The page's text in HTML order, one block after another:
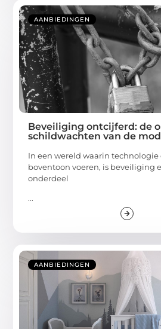
AANBIEDINGEN
Beveiliging ontcijferd: de
schildwachten van de
In een wereld waarin
boventoon voeren, is beveiliging
onderdeel
...
AANBIEDINGEN